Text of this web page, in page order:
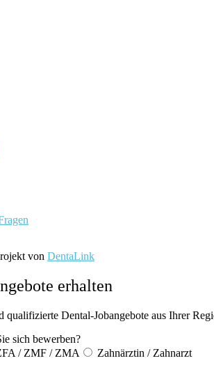
von DentaLink
erhalten
Dental-Jobangebote aus Ihrer
sich bewerben?
/ ZMF / ZMA
Zahnärztin / Zahnarzt